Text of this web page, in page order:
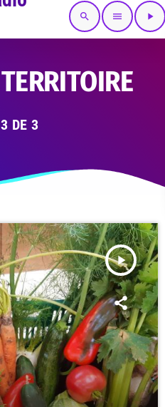
search menu play_arrow
DE 3
play_arrow